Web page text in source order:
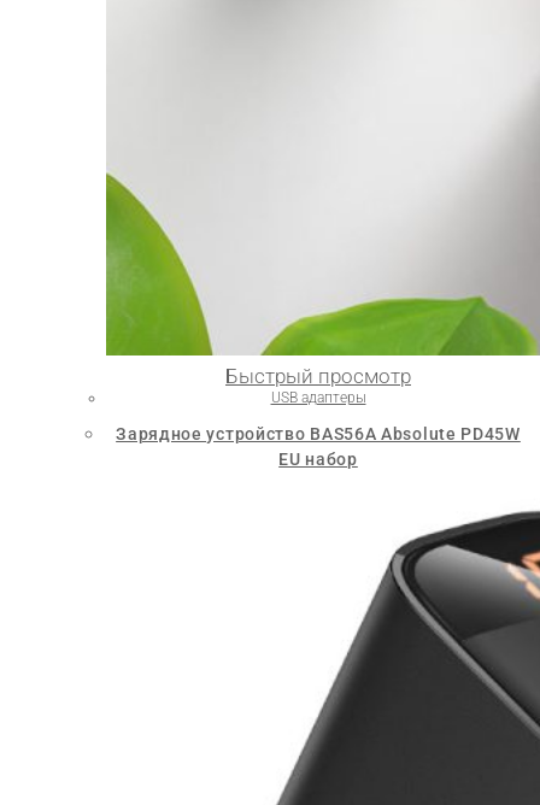
Быстрый просмотр
USB адаптеры
Зарядное устройство BAS56A Absolute PD45W
EU набор